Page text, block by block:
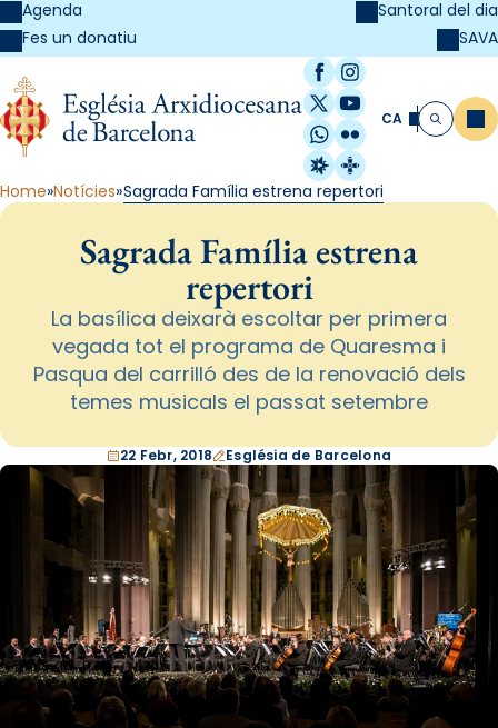
Agenda
Fes un donatiu
Santoral del dia
SAVA
Facebook
Instagram
X / Twitter
YouTube
WhatsApp
Flickr
Radio Estel
Catalunya
CA Cerca
Home Notícies Sagrada Família estrena repertori
Sagrada Família estrena
repertori
La basílica deixarà escoltar per primera
vegada tot el programa de Quaresma i
Pasqua del carrilló des de la renovació dels
temes musicals el passat setembre
22 Febr, 2018 Església de Barcelona